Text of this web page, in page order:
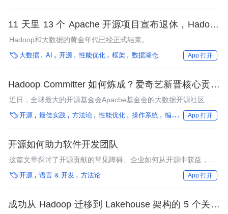
11 天里 13 个 Apache 开源项目宣布退休，Hadoop
的时代结束了
Hadoop和大数据的黄金年代已经正式结束。
 大数据 AI 开源 性能优化 框架 数据湖仓 App 打开
Hadoop Committer 如何炼成？爱奇艺新晋核心贡献
人给出了这份攻略！
近日，全球最大的开源基金会Apache基金会的大数据开源社区
Hadoop公布了最新一批Committer（核心贡献人），爱奇艺大数
据团队的朱琦同学接受Apache社区邀请，正式成为了Hadoop
开源 最佳实践 方法论 性能优化 操作系统 编程语言 框架
App 打开
开源如何助力软件开发团队
这篇文章探讨了开源贡献的常见障碍、企业如何从开源中获益，以
及企业如何帮助员工优先考虑参与开源贡献。
开源 语言 & 开发 方法论 App 打开
成功从 Hadoop 迁移到 Lakehouse 架构的 5 个关键